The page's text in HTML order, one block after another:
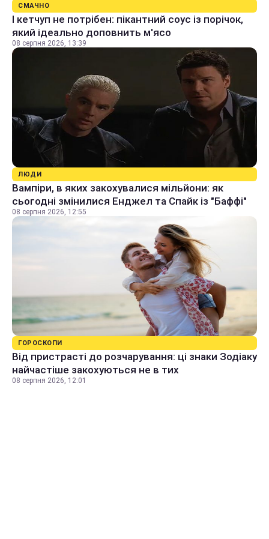
СМАЧНО
І кетчуп не потрібен: пікантний соус із порічок,
який ідеально доповнить м'ясо
08 серпня 2026, 13:39
ЛЮДИ
Вампіри, в яких закохувалися мільйони: як
сьогодні змінилися Енджел та Спайк із "Баффі"
08 серпня 2026, 12:55
ГОРОСКОПИ
Від пристрасті до розчарування: ці знаки Зодіаку
найчастіше закохуються не в тих
08 серпня 2026, 12:01